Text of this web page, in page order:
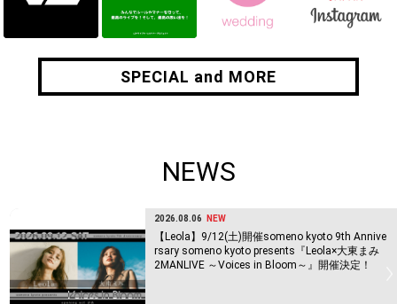
SPECIAL and MORE
SPECIAL and MORE
NEWS
2026.08.06 NEW
【Leola】9/12(土)開催someno kyoto 9th Annive
rsary someno kyoto presents『Leola×大東まみ
2MANLIVE ～Voices in Bloom～』開催決定！